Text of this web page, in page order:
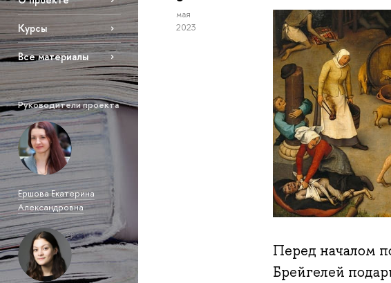
Курсы
Все материалы
Руководители проекта
Ершова Екатерина
Александровна
мая
2023
Перед началом
Брейгелей